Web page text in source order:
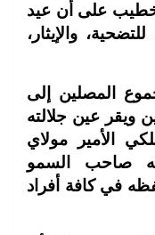
على أن عيد
والإيثار،
المصلين إلى
ويقر عين جلالته
الأمير مولاي
صاحب السمو
في كافة أفراد